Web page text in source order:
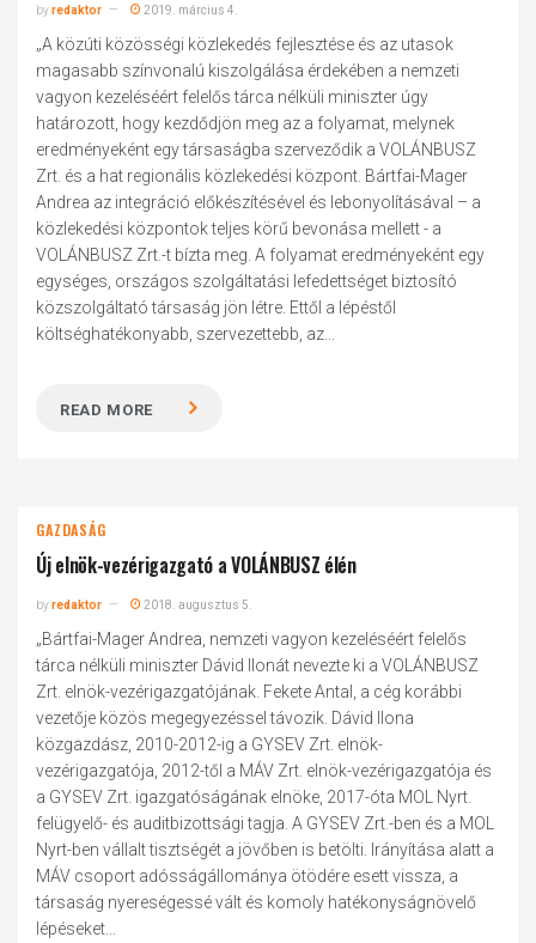
byredaktor 2019. március 4.
„A közúti közösségi közlekedés fejlesztése és az utasok
magasabb színvonalú kiszolgálása érdekében a nemzeti
vagyon kezeléséért felelős tárca nélküli miniszter úgy
határozott, hogy kezdődjön meg az a folyamat, melynek
eredményeként egy társaságba szerveződik a VOLÁNBUSZ
Zrt. és a hat regionális közlekedési központ. Bártfai-Mager
Andrea az integráció előkészítésével és lebonyolításával – a
közlekedési központok teljes körű bevonása mellett - a
VOLÁNBUSZ Zrt.-t bízta meg. A folyamat eredményeként egy
egységes, országos szolgáltatási lefedettséget biztosító
közszolgáltató társaság jön létre. Ettől a lépéstől
költséghatékonyabb, szervezettebb, az...
READ MORE
GAZDASÁG
Új elnök-vezérigazgató a VOLÁNBUSZ élén
byredaktor 2018. augusztus 5.
„Bártfai-Mager Andrea, nemzeti vagyon kezeléséért felelős
tárca nélküli miniszter Dávid Ilonát nevezte ki a VOLÁNBUSZ
Zrt. elnök-vezérigazgatójának. Fekete Antal, a cég korábbi
vezetője közös megegyezéssel távozik. Dávid Ilona
közgazdász, 2010-2012-ig a GYSEV Zrt. elnök-
vezérigazgatója, 2012-től a MÁV Zrt. elnök-vezérigazgatója és
a GYSEV Zrt. igazgatóságának elnöke, 2017-óta MOL Nyrt.
felügyelő- és auditbizottsági tagja. A GYSEV Zrt.-ben és a MOL
Nyrt-ben vállalt tisztségét a jövőben is betölti. Irányítása alatt a
MÁV csoport adósságállománya ötödére esett vissza, a
társaság nyereségessé vált és komoly hatékonyságnövelő
lépéseket...